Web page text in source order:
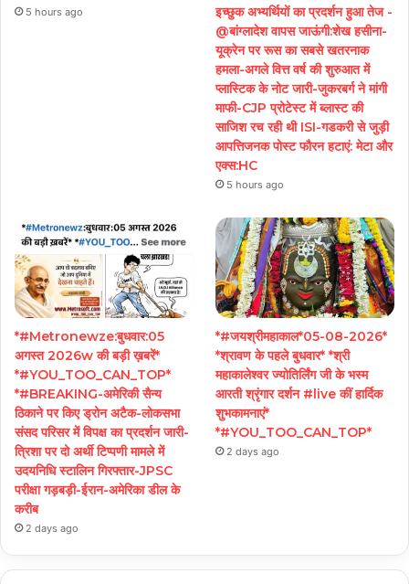
5 hours ago
इच्छुक अभ्यर्थियों का प्रदर्शन हुआ तेज -
@बांग्लादेश वापस जाऊंगी:शेख हसीना-
यूक्रेन पर रूस का सबसे खतरनाक
हमला-अगले वित्त वर्ष की शुरुआत में
प्लास्टिक के नोट जारी-जुकरबर्ग ने मांगी
माफी-CJP प्रोटेस्ट में ब्लास्ट की
साजिश रच रही थी ISI-गडकरी से जुड़ी
आपत्तिजनक पोस्ट फौरन हटाएं: मेटा और
एक्स:HC
5 hours ago
*#Metronewze:बुधवार:05
अगस्त 2026w की बड़ी ख़बरें*
*#YOU_TOO_CAN_TOP*
*#BREAKING-अमेरिकी सैन्य
ठिकाने पर किए ड्रोन अटैक-लोकसभा
संसद परिसर में विपक्ष का प्रदर्शन जारी-
त्रिशा पर दो अर्थी टिप्पणी मामले में
उदयनिधि स्टालिन गिरफ्तार-JPSC
परीक्षा गड़बड़ी-ईरान-अमेरिका डील के
करीब
2 days ago
*#जयश्रीमहाकाल*05-08-2026*
*श्रावण के पहले बुधवार* *श्री
महाकालेश्वर ज्योतिर्लिंग जी के भस्म
आरती श्रृंगार दर्शन #live कीं हार्दिक
शुभकामनाएं*
*#YOU_TOO_CAN_TOP*
2 days ago